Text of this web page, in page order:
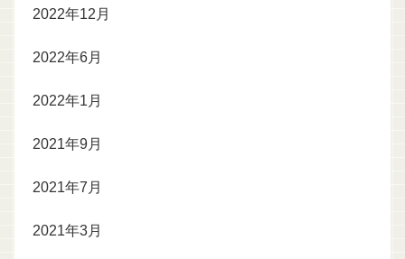
2022年12月
2022年6月
2022年1月
2021年9月
2021年7月
2021年3月